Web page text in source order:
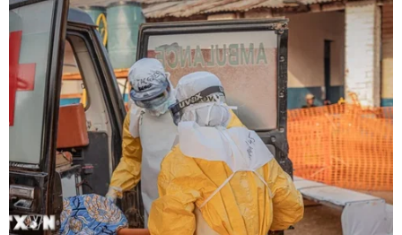
hanh tra giao thông Hà Nội xử lý lỗi vi phạm của xe khách tại
bến xe Giáp Bát. (Ảnh: Thế Duyệt/TTXVN)
Sở Giao thông Vận tải Hà Nội vừa có văn bản xử
lý hàng loạt các phương tiện vi phạm hoạt động
chở khách liên tỉnh với các lỗi chạy sai luồng
tuyến, chở quá số người quy định, không đóng